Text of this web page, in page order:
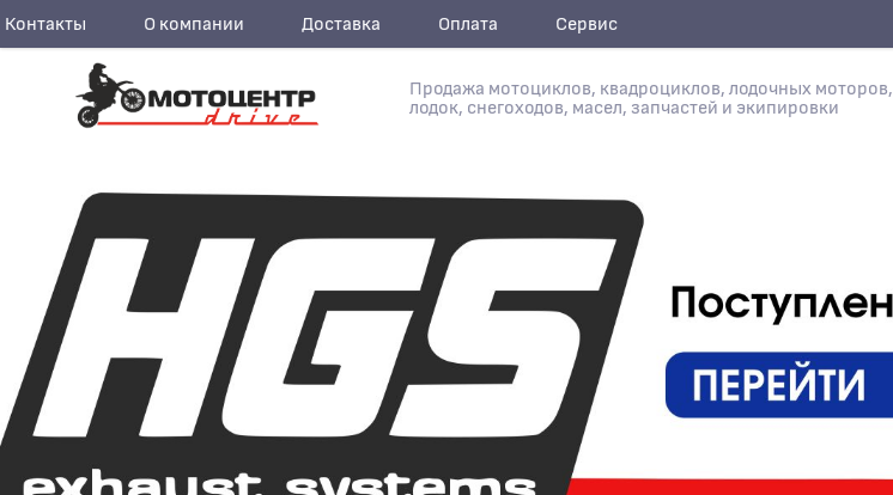
Контакты О компании Доставка Оплата Сервис
Продажа мотоциклов, квадроциклов, лодочных моторов,
лодок, снегоходов, масел, запчастей и экипировки